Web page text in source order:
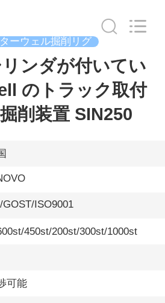
ーウェル掘削リグ
ンダが付いてい
のトラック取付
削装置 SIN250
GOST/ISO9001
450st/200st/300st/1000st
可能